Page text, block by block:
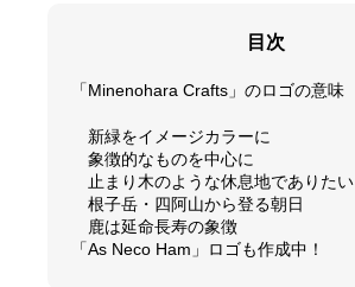
目次
「Minenohara Crafts」のロゴの意味
新緑をイメージカラーに
象徴的なものを中心に
止まり木のような休息地でありたい
根子岳・四阿山から登る朝日
鹿は延命長寿の象徴
「As Neco Ham」ロゴも作成中！